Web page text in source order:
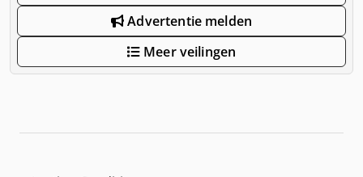
Advertentie melden
Meer veilingen